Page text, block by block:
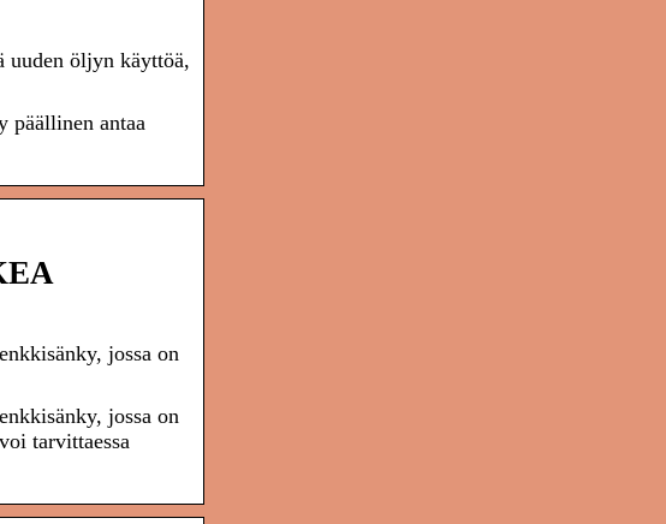
uuden öljyn käyttöä,
päällinen antaa
jossa on
jossa on
tarvittaessa